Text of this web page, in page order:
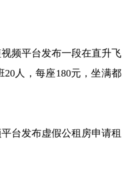
频平台发布一段在直升飞
人，每座180元，坐满都
台发布虚假公租房申请租